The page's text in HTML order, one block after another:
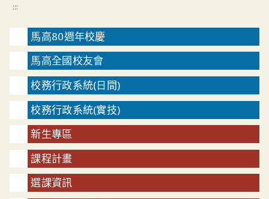
:::
馬高80週年校慶
馬高全國校友會
校務行政系統(日間)
校務行政系統(實技)
新生專區
課程計畫
選課資訊